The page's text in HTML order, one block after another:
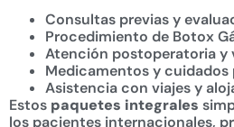
Consultas previas y
Procedimiento de Botox
Atención postoperatoria y
Medicamentos y cuidados
Asistencia con viajes y
Estos paquetes integrales
los pacientes internacionales,